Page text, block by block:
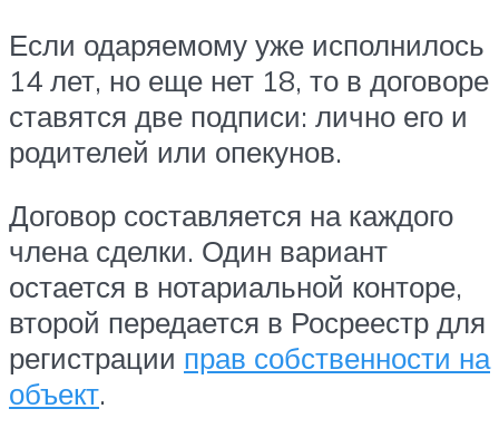
Если одаряемому уже исполнилось
14 лет, но еще нет 18, то в договоре
ставятся две подписи: лично его и
родителей или опекунов.
Договор составляется на каждого
члена сделки. Один вариант
остается в нотариальной конторе,
второй передается в Росреестр для
регистрации прав собственности на
объект.